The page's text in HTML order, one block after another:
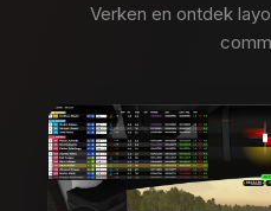
Verken en ontdek
03